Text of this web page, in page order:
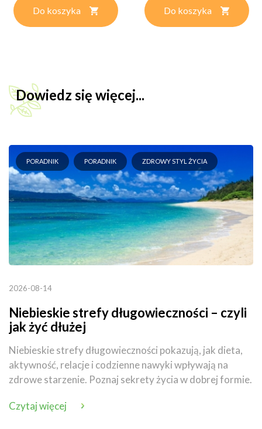
Do koszyka Do koszyka
Dowiedz się więcej...
PORADNIK PORADNIK ZDROWY STYL ŻYCIA
2026-08-14
Niebieskie strefy długowieczności – czyli
jak żyć dłużej
Niebieskie strefy długowieczności pokazują, jak dieta,
aktywność, relacje i codzienne nawyki wpływają na
zdrowe starzenie. Poznaj sekrety życia w dobrej formie.
Czytaj więcej